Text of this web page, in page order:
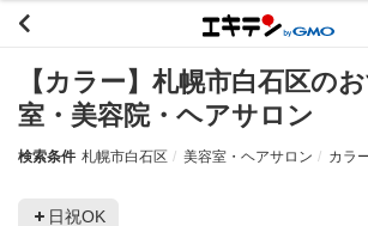
【カラー】札幌市白石区の
室・美容院・ヘアサロン
検索条件 札幌市白石区 美容室・ヘアサロン カラ
日祝OK